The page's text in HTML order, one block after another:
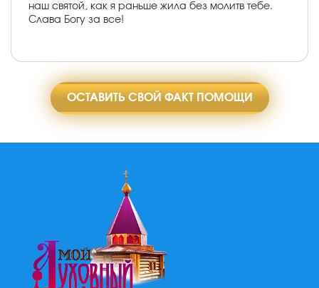
наш святой, как я раньше жила без молитв тебе.
Слава Богу за все!
ОСТАВИТЬ СВОЙ ФАКТ ПОМОЩИ